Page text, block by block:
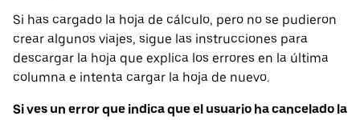
Si has cargado la hoja de cálculo, pero no se pudieron
crear algunos viajes, sigue las instrucciones para
descargar la hoja que explica los errores en la última
columna e intenta cargar la hoja de nuevo.
Si ves un error que indica que el usuario ha cancelado la